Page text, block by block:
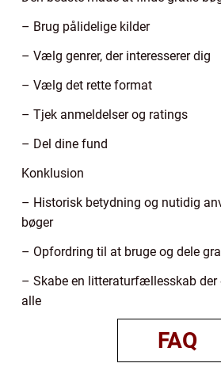
– Brug pålidelige kilder
– Vælg genrer, der interesserer dig
– Vælg det rette format
– Tjek anmeldelser og ratings
– Del dine fund
Konklusion
– Historisk betydning og nutidig
bøger
– Opfordring til at bruge og dele
– Skabe en litteraturfællesskab
alle
FAQ